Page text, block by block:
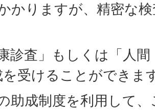
かりますが、精密な
診査」もしくは「人
を受けることができま
助成制度を利用して